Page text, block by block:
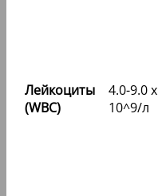
Лейкоциты
(WBC)
4.0-9.0 x
10^9/л